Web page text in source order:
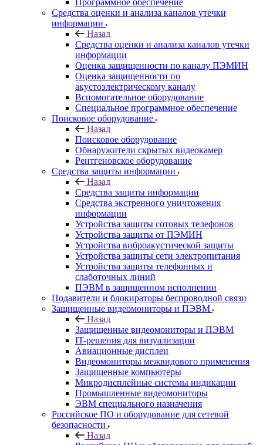
Программное обеспечение
Средства оценки и анализа каналов утечки
информации
Назад
Средства оценки и анализа каналов утечки
информации
Оценка защищенности по каналу ПЭМИН
Оценка защищенности по
акустоэлектрическому каналу
Вспомогательное оборудование
Специальное программное обеспечение
Поисковое оборудование
Назад
Поисковое оборудование
Обнаружители скрытых видеокамер
Рентгеновское оборудование
Средства защиты информации
Назад
Средства защиты информации
Средства экстренного уничтожения
информации
Устройства защиты сотовых телефонов
Устройства защиты от ПЭМИН
Устройства виброакустической защиты
Устройства защиты сети электропитания
Устройства защиты телефонных и
слаботочных линий
ПЭВМ в защищенном исполнении
Подавители и блокираторы беспроводной связи
Защищенные видеомониторы и ПЭВМ
Назад
Защищенные видеомониторы и ПЭВМ
IT-решения для визуализации
Авиационные дисплеи
Видеомониторы межвидового применения
Защищенные компьютеры
Микродисплейные системы индикации
Промышленные видеомониторы
ЭВМ специального назначения
Российское ПО и оборудование для сетевой
безопасности
Назад